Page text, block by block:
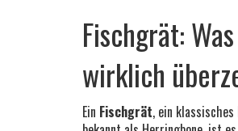
Fischgrät:
wirklich
Ein Fischgrät, ein